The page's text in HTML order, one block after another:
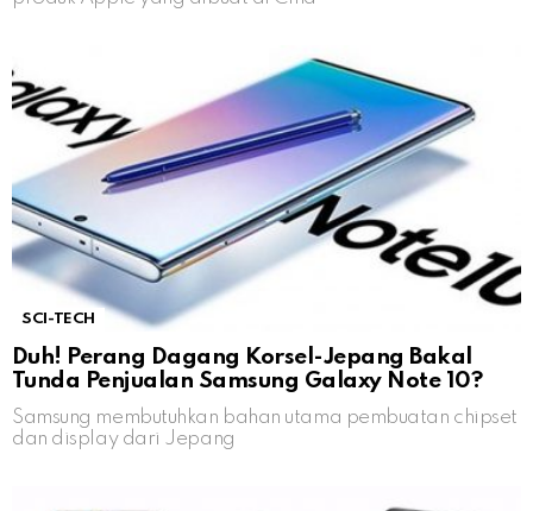
SCI-TECH
Duh! Perang Dagang Korsel-Jepang Bakal
Tunda Penjualan Samsung Galaxy Note 10?
Samsung membutuhkan bahan utama pembuatan chipset
dan display dari Jepang